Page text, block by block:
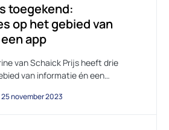
toegekend:
op het gebied van
app
van Schaick Prijs heeft drie
van informatie én een…
25 november 2023